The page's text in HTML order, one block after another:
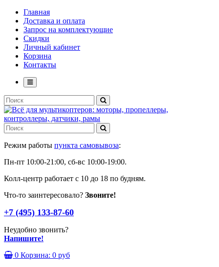
Главная
Доставка и оплата
Запрос на комплектующие
Скидки
Личный кабинет
Корзина
Контакты
Режим работы пункта самовывоза:
Пн-пт 10:00-21:00, сб-вс 10:00-19:00.
Колл-центр работает с 10 до 18 по будням.
Что-то заинтересовало? Звоните!
+7 (495) 133-87-60
Неудобно звонить?
Напишите!
0 Корзина: 0 руб